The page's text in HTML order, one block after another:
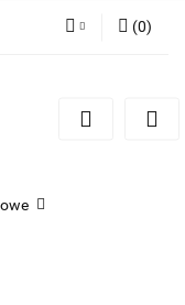
Zarejestruj się
(0)